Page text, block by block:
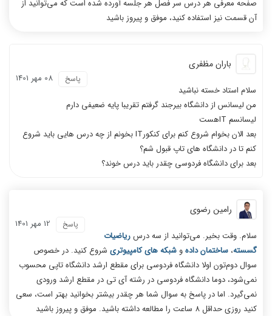
صفحه معرفی هر درس سر فصل هر جلسه آورده شده است که می‌توانید از
آن قسمت نیز استفاده کنید، موفق و پیروز باشید
باران مظفری
08 مهر 1401 پاسخ
سلام استاد خسته نباشید
من لیسانس از دانشگاه بیرجند گرفتم تقریبا پایه ضعیفی دارم
لیسانسم ITهست
بعد الان بخوام شروع کنم برای کنکورIT بخونم از چه درس هایی باید شروع
کنم تا در دانشگاه های تاپ قبول شم؟
بعد برای دانشگاه فردوسی چقدر باید درس خوند؟
رامین رضوی
12 مهر 1401 پاسخ
سلام. وقت بخیر. می‌توانید از سه درسریاضیات
گسسته، ساختمان دادهو شبکه های کامپیوتری شروع کنید. در خصوص
سوال دوم‌تون اولا دانشگاه فردوسی برای مقطع ارشد دانشگاه تاپی محسوب
نمی‌شود، دوما دانشگاه فردوسی در رشته آی تی در مقطع ارشد ورودی
نمی‌گیرد. اما در پاسخ به سوال شما هر چقدر بیشتر بخوانید بهتر است، سعی
کنید روزی حداقل 8 ساعت را مطالعه داشته باشید. موفق و پیروز باشید